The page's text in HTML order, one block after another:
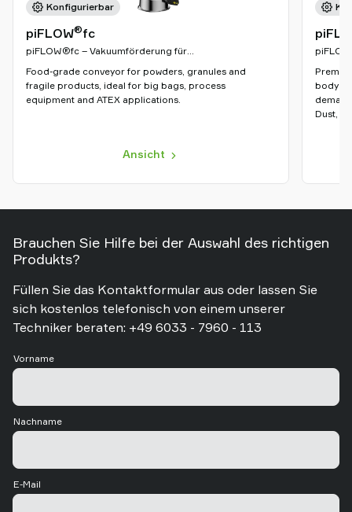
Konfigurierbar
piFLOW®fc
piFLOW®fc – Vakuumförderung für
Food-grade conveyor for powders, granules and
fragile products, ideal for big bags, process
equipment and ATEX applications.
Ansicht
body
Dust,
Brauchen Sie Hilfe bei der Auswahl des richtigen
Produkts?
Füllen Sie das Kontaktformular aus oder lassen Sie
sich kostenlos telefonisch von einem unserer
Techniker beraten: +49 6033 - 7960 - 113
Vorname
Nachname
E-Mail